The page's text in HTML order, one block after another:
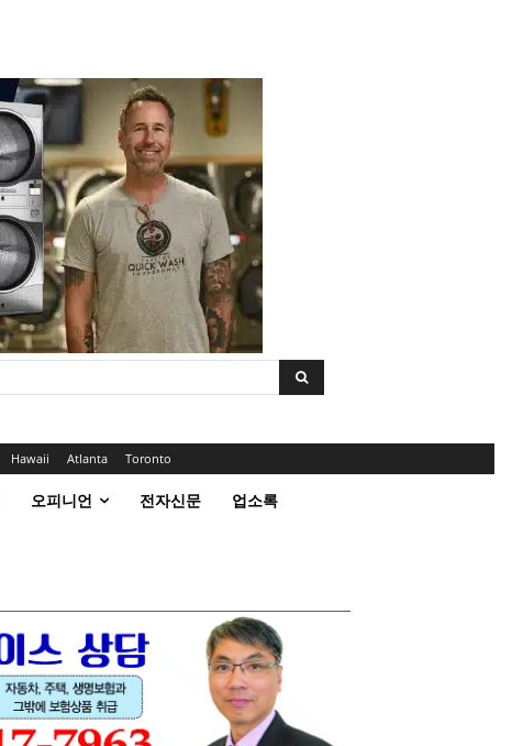
Hawaii Atlanta Toronto
오피니언 전자신문 업소록